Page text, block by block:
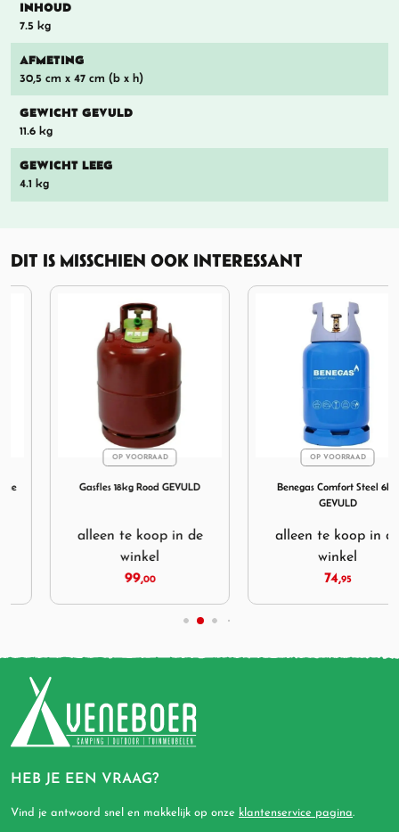
INHOUD
7.5 kg
AFMETING
30,5 cm x 47 cm (b x h)
GEWICHT GEVULD
11.6 kg
GEWICHT LEEG
4.1 kg
DIT IS MISSCHIEN OOK INTERESSANT
gram Gasblikje Schroef
Afbeelding Gasfles 18kg Rood GEVULD
OP VOORRAAD
Gasfles 18kg Rood GEVULD
alleen te koop in de
Afbeelding Benegas
OP VOORRAAD
Benegas Comfort Steel 6kg
alleen te koop in de
HEB JE EEN VRAAG?
Vind je antwoord snel en makkelijk op onze klantenservice pagina.